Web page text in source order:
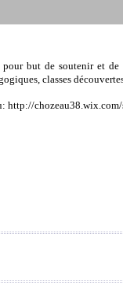
but de soutenir et
classes
http://chozeau38.wix.com/